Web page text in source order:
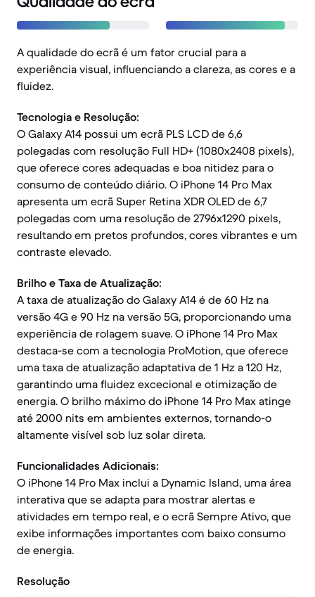
A qualidade do ecrã é um fator crucial para a
experiência visual, influenciando a clareza, as cores e a
fluidez.
Tecnologia e Resolução:
O Galaxy A14 possui um ecrã PLS LCD de 6,6
polegadas com resolução Full HD+ (1080x2408 pixels),
que oferece cores adequadas e boa nitidez para o
consumo de conteúdo diário. O iPhone 14 Pro Max
apresenta um ecrã Super Retina XDR OLED de 6,7
polegadas com uma resolução de 2796x1290 pixels,
resultando em pretos profundos, cores vibrantes e um
contraste elevado.
Brilho e Taxa de Atualização:
A taxa de atualização do Galaxy A14 é de 60 Hz na
versão 4G e 90 Hz na versão 5G, proporcionando uma
experiência de rolagem suave. O iPhone 14 Pro Max
destaca-se com a tecnologia ProMotion, que oferece
uma taxa de atualização adaptativa de 1 Hz a 120 Hz,
garantindo uma fluidez excecional e otimização de
energia. O brilho máximo do iPhone 14 Pro Max atinge
até 2000 nits em ambientes externos, tornando-o
altamente visível sob luz solar direta.
Funcionalidades Adicionais:
O iPhone 14 Pro Max inclui a Dynamic Island, uma área
interativa que se adapta para mostrar alertas e
atividades em tempo real, e o ecrã Sempre Ativo, que
exibe informações importantes com baixo consumo
de energia.
Resolução